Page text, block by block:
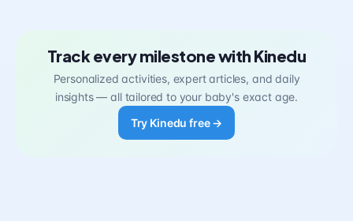
Track every milestone with Kinedu
Personalized activities, expert articles, and daily
insights — all tailored to your baby's exact age.
Try Kinedu free →